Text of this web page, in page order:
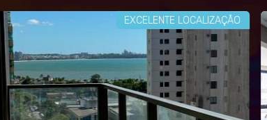
EXCELENTE LOCALIZAÇÃO